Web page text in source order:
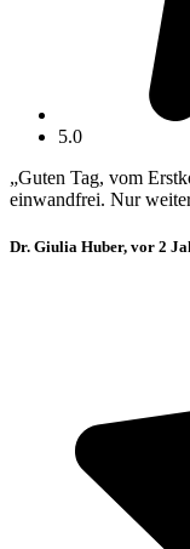
5.0
„Guten Tag, vom
einwandfrei. Nur
Dr. Giulia Huber, vor 2